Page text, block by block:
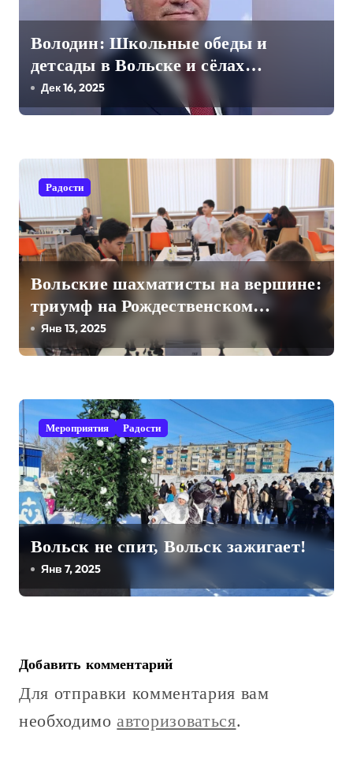
п
о
з
п
и
с
я
м
Володин: Школьные обеды и
детсады в Вольске и сёлах
Вольского района станут
бесплатными
Дек 16, 2025
Радости
Вольские шахматисты на вершине:
триумф на Рождественском
турнире!
Янв 13, 2025
Мероприятия Радости
Вольск не спит, Вольск зажигает!
Янв 7, 2025
Добавить комментарий
Для отправки комментария вам
необходимо авторизоваться.